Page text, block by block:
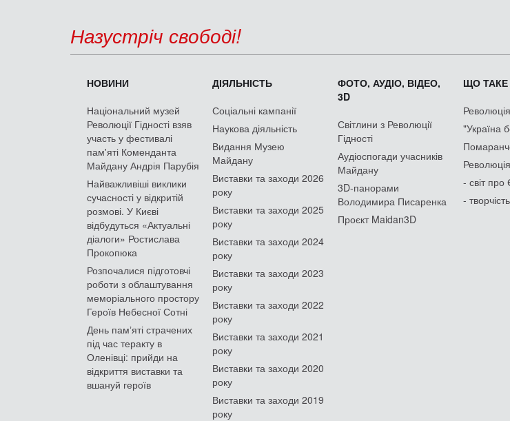
Назустріч свободі!
НОВИНИ
Національний музей
Революції Гідності взяв
участь у фестивалі
пам'яті Коменданта
Майдану Андрія Парубія
Найважливіші виклики
сучасності у відкритій
розмові. У Києві
відбудуться «Актуальні
діалоги» Ростислава
Прокопюка
Розпочалися підготовчі
роботи з облаштування
меморіального простору
Героїв Небесної Сотні
День памʼяті страчених
під час теракту в
Оленівці: прийди на
відкриття виставки та
вшануй героїв
ДІЯЛЬНІСТЬ
Соціальні кампанії
Наукова діяльність
Видання Музею
Майдану
Виставки та заходи 2026
року
Виставки та заходи 2025
року
Виставки та заходи 2024
року
Виставки та заходи 2023
року
Виставки та заходи 2022
року
Виставки та заходи 2021
року
Виставки та заходи 2020
року
Виставки та заходи 2019
року
ФОТО, АУДІО, ВІДЕО,
3D
Світлини з Революції
Гідності
Аудіоспогади учасників
Майдану
3D-панорами
Володимира Писаренка
Проєкт Maidan3D
ЩО
"Україна
- світ
-